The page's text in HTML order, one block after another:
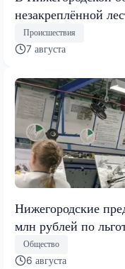
незакреплённой
Происшествия
7 августа
Нижегородские
млн рублей по
Общество
6 августа